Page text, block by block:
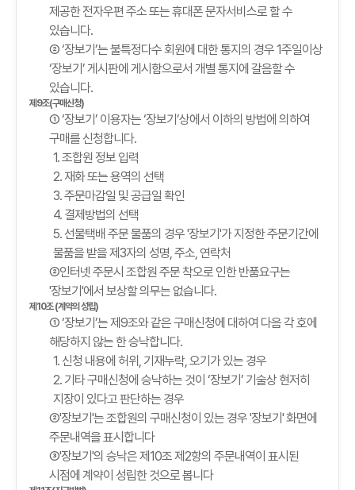
제공한 전자우편 주소 또는 휴대폰 문자서비스로 할 수
있습니다.
② ‘장보기’는 불특정다수 회원에 대한 통지의 경우 1주일이상
‘장보기’ 게시판에 게시함으로서 개별 통지에 갈음할 수
있습니다.
제9조(구매신청)
① ‘장보기’ 이용자는 ‘장보기’상에서 이하의 방법에 의하여
구매를 신청합니다.
1. 조합원 정보 입력
2. 재화 또는 용역의 선택
3. 주문마감일 및 공급일 확인
4. 결제방법의 선택
5. 선물택배 주문 물품의 경우 '장보기'가 지정한 주문기간에
물품을 받을 제3자의 성명, 주소, 연락처
②인터넷 주문시 조합원 주문 착오로 인한 반품요구는
'장보기'에서 보상할 의무는 없습니다.
제10조 (계약의 성립)
① ‘장보기’는 제9조와 같은 구매신청에 대하여 다음 각 호에
해당하지 않는 한 승낙합니다.
1. 신청 내용에 허위, 기재누락, 오기가 있는 경우
2. 기타 구매신청에 승낙하는 것이 ‘장보기’ 기술상 현저히
지장이 있다고 판단하는 경우
②'장보기'는 조합원의 구매신청이 있는 경우 '장보기' 화면에
주문내역을 표시합니다
③'장보기'의 승낙은 제10조 제2항의 주문내역이 표시된
시점에 계약이 성립한 것으로 봅니다